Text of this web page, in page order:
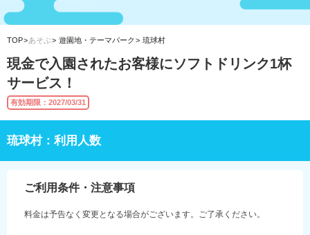
TOP あそぶ 遊園地・テーマパーク 琉球村
現金で入園されたお客様にソフトドリンク1杯
サービス！
有効期限：2027/03/31
琉球村：利用人数
ご利用条件・注意事項
料金は予告なく変更となる場合がございます。ご了承ください。